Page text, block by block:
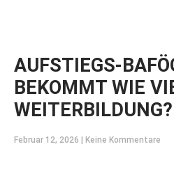
AUFSTIEGS-
BEKOMMT WIE
WEITERBILDUNG?
Februar 12, 2026 Keine Kommentare